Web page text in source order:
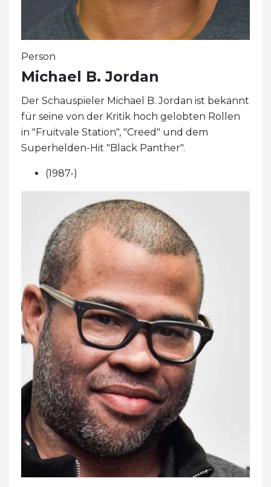
Person
Michael B. Jordan
Der Schauspieler Michael B. Jordan ist bekannt
für seine von der Kritik hoch gelobten Rollen
in "Fruitvale Station", "Creed" und dem
Superhelden-Hit "Black Panther".
(1987-)